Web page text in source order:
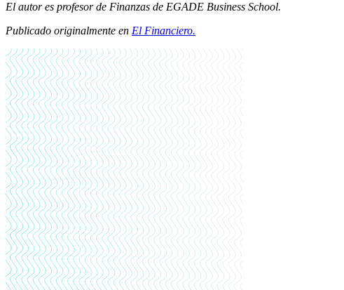
El autor es profesor de Finanzas de EGADE Business School.
Publicado originalmente en El Financiero.